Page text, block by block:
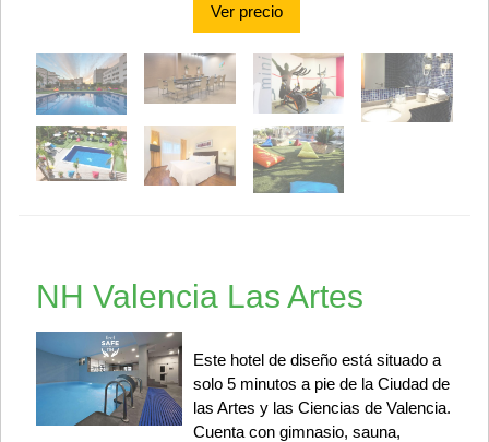
Ver precio
NH Valencia Las Artes
Este hotel de diseño está situado a
solo 5 minutos a pie de la Ciudad de
las Artes y las Ciencias de Valencia.
Cuenta con gimnasio, sauna,